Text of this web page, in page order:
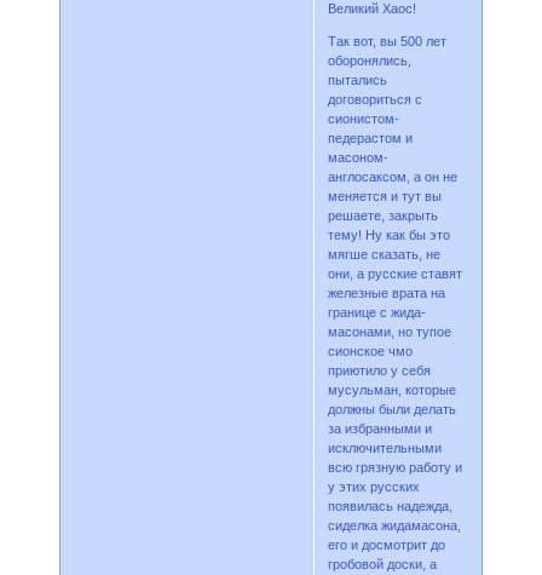
Великий Хаос!
Так вот, вы 500 лет
оборонялись,
пытались
договориться с
сионистом-
педерастом и
масоном-
англосаксом, а он не
меняется и тут вы
решаете, закрыть
тему! Ну как бы это
мягше сказать, не
они, а русские ставят
железные врата на
границе с жида-
масонами, но тупое
сионское чмо
приютило у себя
мусульман, которые
должны были делать
за избранными и
исключительными
всю грязную работу и
у этих русских
появилась надежда,
сиделка жидамасона,
его и досмотрит до
гробовой доски, а